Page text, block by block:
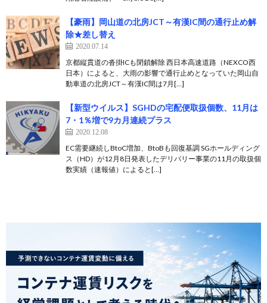
【豪雨】岡山道の北房JCT～有漢IC間の通行止め解
除★差し替え
2020.07.14
京都縦貫道の沓掛ICも閉鎖解除 西日本高速道路（NEXCO西
日本）によると、大雨の影響で通行止めとなっていた岡山自
動車道の北房JCT～有漢IC間は7月[…]
【新型ウイルス】SGHDの宅配便取扱個数、11月は
7・1％増で9カ月連続プラス
2020.12.08
EC需要継続しBtoC増加、BtoBも回復基調 SGホールディング
ス（HD）が12月8日発表したデリバリー事業の11月の取扱個
数実績（速報値）によると[…]